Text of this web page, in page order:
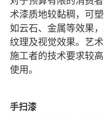
术漆质地较黏稠，可
如云石、金属等效果
纹理及视觉效果。艺
施工者的技术要求较
使用。
手扫漆